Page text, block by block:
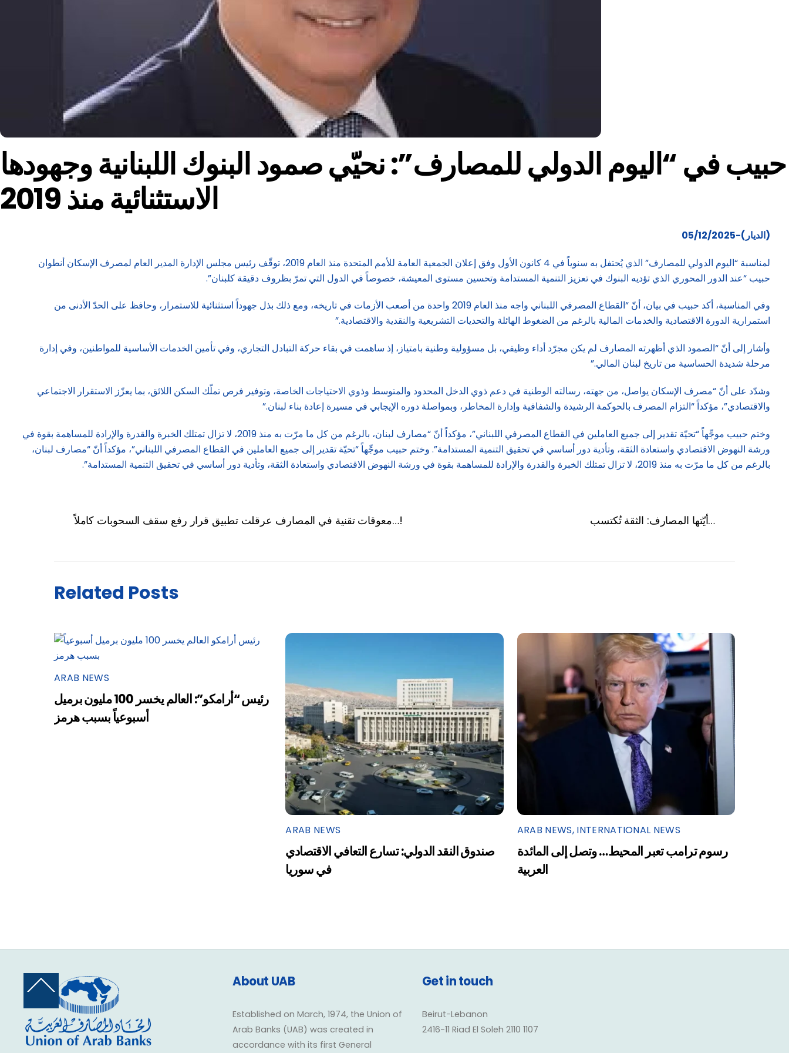
حبيب في “اليوم الدولي للمصارف”: نحيّي صمود البنوك اللبنانية وجهودها
الاستثنائية منذ 2019
(الديار)-05/12/2025
لمناسبة “اليوم الدولي للمصارف” الذي يُحتفل به سنوياً في 4 كانون الأول وفق إعلان الجمعية العامة للأمم المتحدة منذ العام 2019، توقّف رئيس مجلس الإدارة المدير العام لمصرف الإسكان أنطوان
حبيب “عند الدور المحوري الذي تؤديه البنوك في تعزيز التنمية المستدامة وتحسين مستوى المعيشة، خصوصاً في الدول التي تمرّ بظروف دقيقة كلبنان”.
وفي المناسبة، أكد حبيب في بيان، أنّ “القطاع المصرفي اللبناني واجه منذ العام 2019 واحدة من أصعب الأزمات في تاريخه، ومع ذلك بذل جهوداً استثنائية للاستمرار، وحافظ على الحدّ الأدنى من
استمرارية الدورة الاقتصادية والخدمات المالية بالرغم من الضغوط الهائلة والتحديات التشريعية والنقدية والاقتصادية.”
وأشار إلى أنّ “الصمود الذي أظهرته المصارف لم يكن مجرّد أداء وظيفي، بل مسؤولية وطنية بامتياز، إذ ساهمت في بقاء حركة التبادل التجاري، وفي تأمين الخدمات الأساسية للمواطنين، وفي إدارة
مرحلة شديدة الحساسية من تاريخ لبنان المالي.”
وشدّد على أنّ “مصرف الإسكان يواصل، من جهته، رسالته الوطنية في دعم ذوي الدخل المحدود والمتوسط وذوي الاحتياجات الخاصة، وتوفير فرص تملّك السكن اللائق، بما يعزّز الاستقرار الاجتماعي
والاقتصادي”، مؤكداً “التزام المصرف بالحوكمة الرشيدة والشفافية وإدارة المخاطر، وبمواصلة دوره الإيجابي في مسيرة إعادة بناء لبنان.”
وختم حبيب موجِّهاً “تحيّة تقدير إلى جميع العاملين في القطاع المصرفي اللبناني”، مؤكداً أنّ “مصارف لبنان، بالرغم من كل ما مرّت به منذ 2019، لا تزال تمتلك الخبرة والقدرة والإرادة للمساهمة بقوة في
ورشة النهوض الاقتصادي واستعادة الثقة، وتأدية دور أساسي في تحقيق التنمية المستدامة”. وختم حبيب موجِّهاً “تحيّة تقدير إلى جميع العاملين في القطاع المصرفي اللبناني”، مؤكداً أنّ “مصارف لبنان،
بالرغم من كل ما مرّت به منذ 2019، لا تزال تمتلك الخبرة والقدرة والإرادة للمساهمة بقوة في ورشة النهوض الاقتصادي واستعادة الثقة، وتأدية دور أساسي في تحقيق التنمية المستدامة”.
معوقات تقنية في المصارف عرقلت تطبيق قرار رفع سقف السحوبات كاملاً…! أيّتها المصارف: الثقة تُكتسب…
Related Posts
ARAB NEWS
رئيس “أرامكو”: العالم يخسر 100 مليون برميل
أسبوعياً بسبب هرمز
ARAB NEWS
صندوق النقد الدولي: تسارع التعافي الاقتصادي
في سوريا
ARAB NEWS, INTERNATIONAL NEWS
رسوم ترامب تعبر المحيط… وتصل إلى المائدة
العربية
Back
Top
About UAB
Established on March, 1974, the Union of
Arab Banks (UAB) was created in
accordance with its first General
Get in touch
Beirut-Lebanon
2416-11 Riad El Soleh 2110 1107